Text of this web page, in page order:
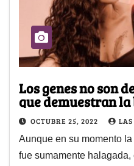
Los genes no son
que demuestran
OCTUBRE 25, 2022
Aunque en su momento
fue sumamente